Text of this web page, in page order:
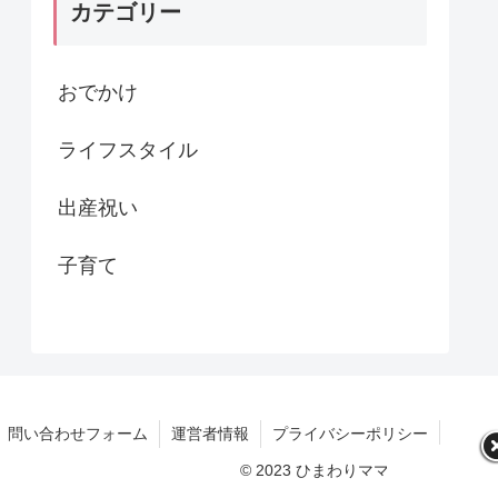
カテゴリー
おでかけ
ライフスタイル
出産祝い
子育て
問い合わせフォーム 運営者情報 プライバシーポリシー
© 2023 ひまわりママブログ.